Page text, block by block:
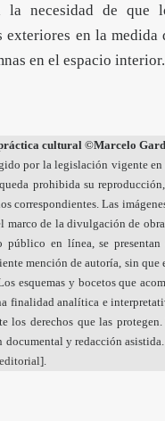
la necesidad de que
exteriores en la medida
en el espacio interior.
cultural ©Marcelo
por la legislación vigente
prohibida su
correspondientes. Las
de la divulgación de
público en línea, se
mención de autoría, sin
esquemas y bocetos que
finalidad analítica e
los derechos que las
y redacción
].